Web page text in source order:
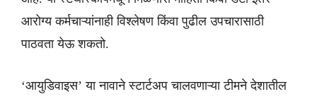
आरोग्य कर्मचाऱ्यांनाही विश्लेषण किंवा पुढील उपचारासाठी
पाठवता येऊ शकतो.
‘आयुडिवाइस’ या नावाने स्टार्टअप चालवणाऱ्या टीमने देशातील